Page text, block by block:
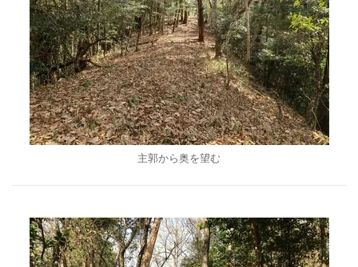
主郭から奥を望む